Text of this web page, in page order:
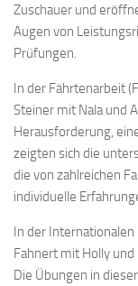
Zuschauer und
Augen von
Prüfungen.
In der Fährtenarbeit
Steiner mit Nala und
Herausforderung,
zeigten sich die
die von zahlreichen
individuelle
In der
Fahnert mit Holly
Die Übungen in